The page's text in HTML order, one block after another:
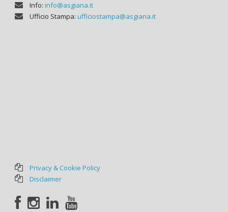
Info: info@asgiana.it
Ufficio Stampa: ufficiostampa@asgiana.it
Privacy & Cookie Policy
Disclaimer